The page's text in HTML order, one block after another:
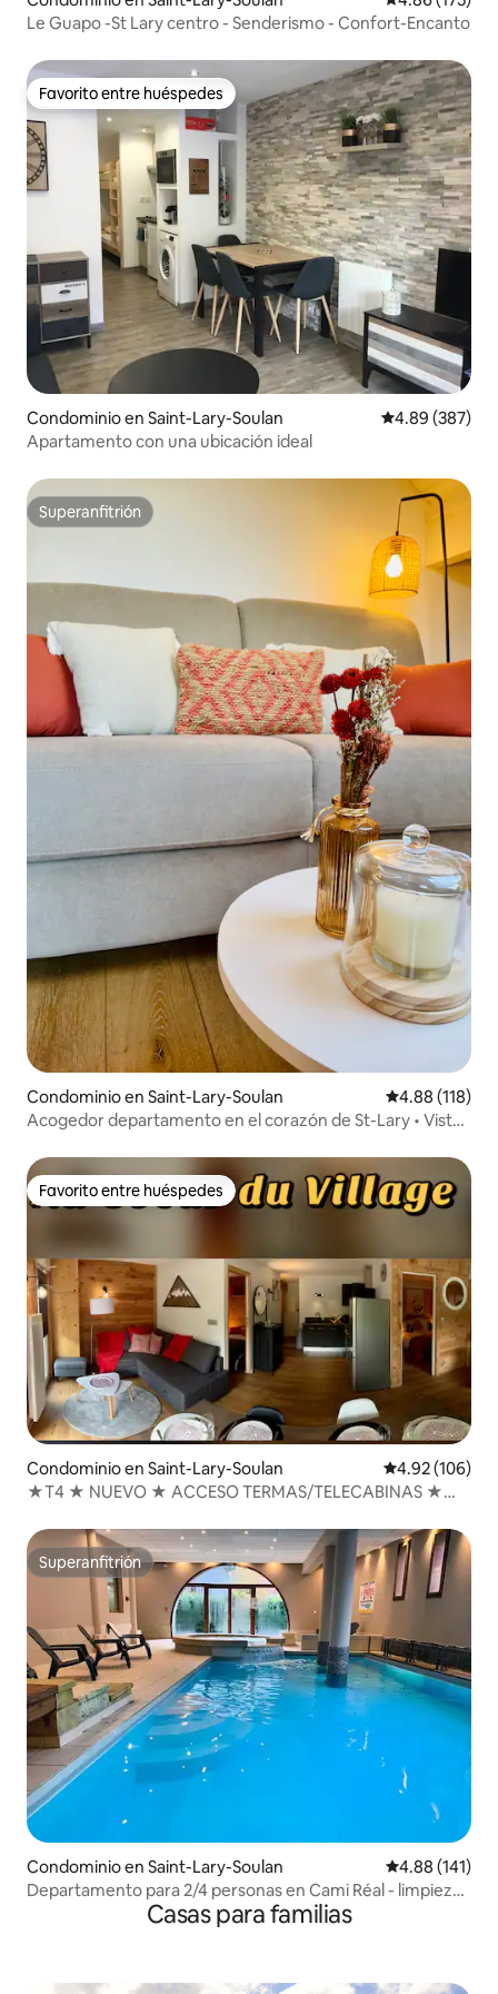
Le Guapo -St Lary centro - Senderismo - Confort-Encanto
Favorito entre huéspedes
Favorito entre huéspedes
Condominio en Saint-Lary-Soulan Calificación
4.89 (387)
Apartamento con una ubicación ideal
Superanfitrión
Superanfitrión
Condominio en Saint-Lary-Soulan Calificación
4.88 (118)
Acogedor departamento en el corazón de St-Lary • Vista
Favorito entre huéspedes
Favorito entre huéspedes
Condominio en Saint-Lary-Soulan Calificación
4.92 (106)
★T4 ★ NUEVO ★ ACCESO TERMAS/TELECABINAS ★
Superanfitrión
Superanfitrión
Condominio en Saint-Lary-Soulan Calificación
4.88 (141)
Departamento para 2/4 personas en Cami Réal - limpieza
y ropa de cama incluidasCasas para familias